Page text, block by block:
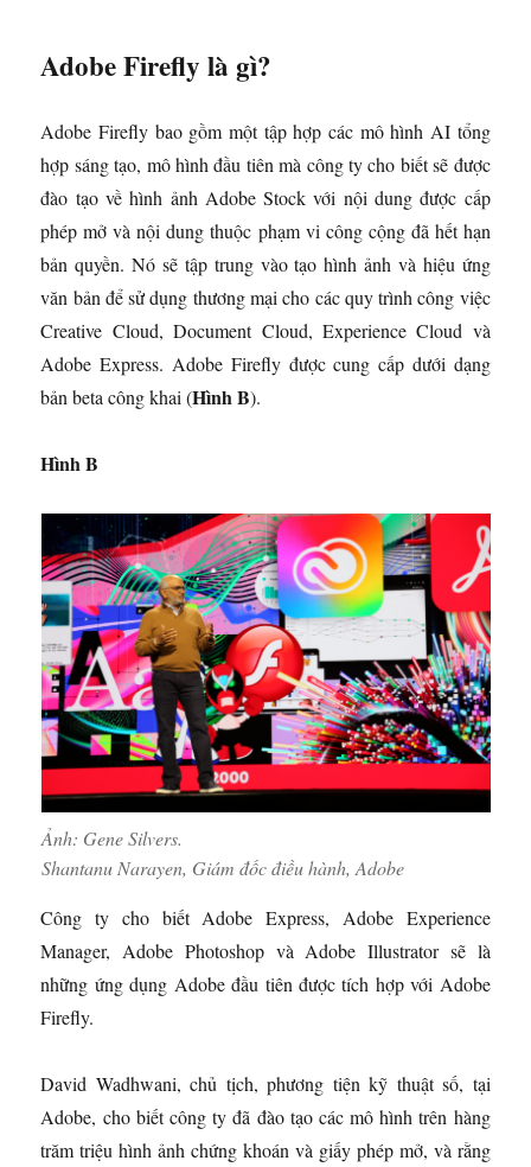
Adobe Firefly là gì?
Adobe Firefly bao gồm một tập hợp các mô hình AI tổng
hợp sáng tạo, mô hình đầu tiên mà công ty cho biết sẽ được
đào tạo về hình ảnh Adobe Stock với nội dung được cấp
phép mở và nội dung thuộc phạm vi công cộng đã hết hạn
bản quyền. Nó sẽ tập trung vào tạo hình ảnh và hiệu ứng
văn bản để sử dụng thương mại cho các quy trình công việc
Creative Cloud, Document Cloud, Experience Cloud và
Adobe Express. Adobe Firefly được cung cấp dưới dạng
bản beta công khai (Hình B).
Hình B
Ảnh: Gene Silvers.
Shantanu Narayen, Giám đốc điều hành, Adobe
Công ty cho biết Adobe Express, Adobe Experience
Manager, Adobe Photoshop và Adobe Illustrator sẽ là
những ứng dụng Adobe đầu tiên được tích hợp với Adobe
Firefly.
David Wadhwani, chủ tịch, phương tiện kỹ thuật số, tại
Adobe, cho biết công ty đã đào tạo các mô hình trên hàng
trăm triệu hình ảnh chứng khoán và giấy phép mở, và rằng